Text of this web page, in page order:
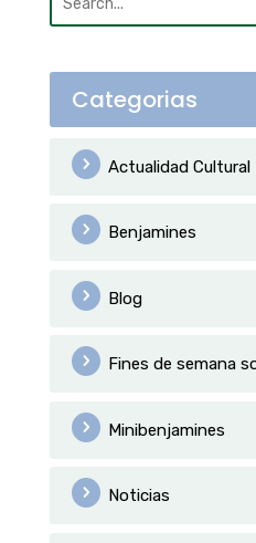
Categorias
Actualidad Cultural
Benjamines
Blog
Fines de semana
Minibenjamines
Noticias